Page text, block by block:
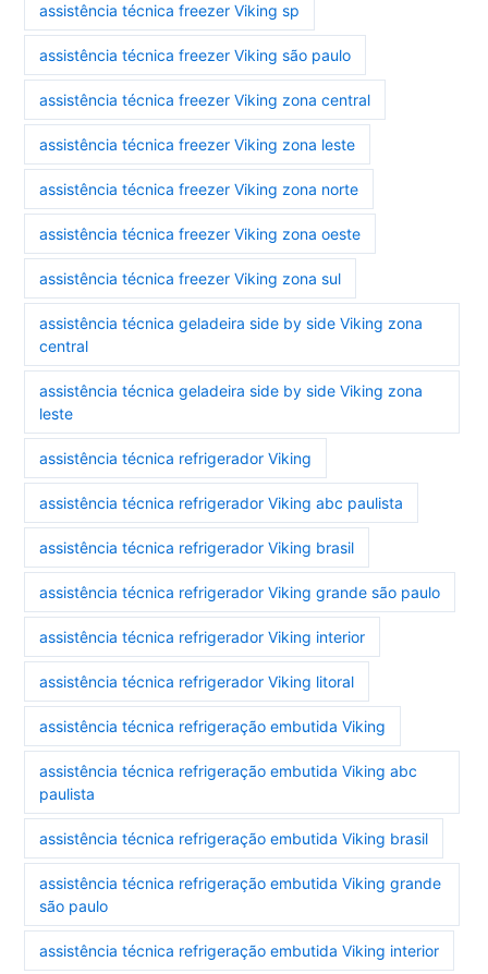
assistência técnica freezer Viking sp
assistência técnica freezer Viking são paulo
assistência técnica freezer Viking zona central
assistência técnica freezer Viking zona leste
assistência técnica freezer Viking zona norte
assistência técnica freezer Viking zona oeste
assistência técnica freezer Viking zona sul
assistência técnica geladeira side by side Viking zona
central
assistência técnica geladeira side by side Viking zona
leste
assistência técnica refrigerador Viking
assistência técnica refrigerador Viking abc paulista
assistência técnica refrigerador Viking brasil
assistência técnica refrigerador Viking grande são paulo
assistência técnica refrigerador Viking interior
assistência técnica refrigerador Viking litoral
assistência técnica refrigeração embutida Viking
assistência técnica refrigeração embutida Viking abc
paulista
assistência técnica refrigeração embutida Viking brasil
assistência técnica refrigeração embutida Viking grande
são paulo
assistência técnica refrigeração embutida Viking interior